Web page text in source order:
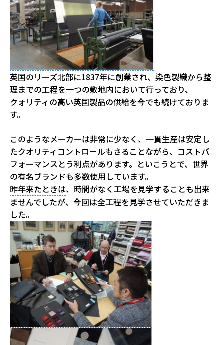
英国のリーズ北部に1837年に創業され、染色製織から整
理までの工程を一つの敷地内において行っており、
クォリティの高い英国製品の供給を今でも続けておりま
す。
このようなメーカーは非常に少なく、一貫生産は安定し
たクオリティコントロールもさることながら、コストパ
フォーマンスとう利点があります。といこうとで、世界
の有名ブランドも多数使用しています。
昨年来たときは、時間がなく工場を見学することも出来
ませんでしたが、今回は全工程を見学させていただきま
した。